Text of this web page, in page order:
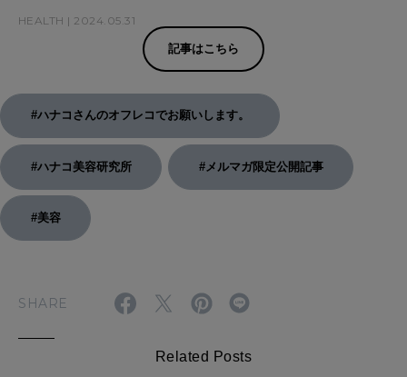
HEALTH | 2024.05.31
記事はこちら
#ハナコさんのオフレコでお願いします。
#ハナコ美容研究所 #メルマガ限定公開記事
#美容
SHARE
Related Posts